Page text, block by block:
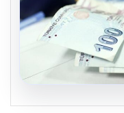
07.08.2026